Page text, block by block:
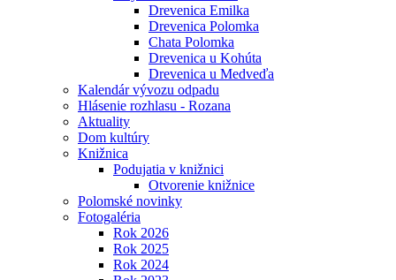
Drevenica Emilka
Drevenica Polomka
Chata Polomka
Drevenica u Kohúta
Drevenica u Medveďa
Kalendár vývozu odpadu
Hlásenie rozhlasu - Rozana
Aktuality
Dom kultúry
Knižnica
Podujatia v knižnici
Otvorenie knižnice
Polomské novinky
Fotogaléria
Rok 2026
Rok 2025
Rok 2024